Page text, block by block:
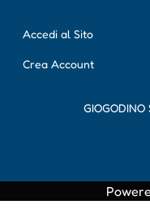
Accedi al Sito
Crea Account
GIOGODINO